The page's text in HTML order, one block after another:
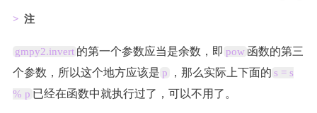
注
gmpy2.invert 的第一个参数应当是余数，即 pow 函数的第三
个参数，所以这个地方应该是 p ，那么实际上下面的 s = s
% p 已经在函数中就执行过了，可以不用了。